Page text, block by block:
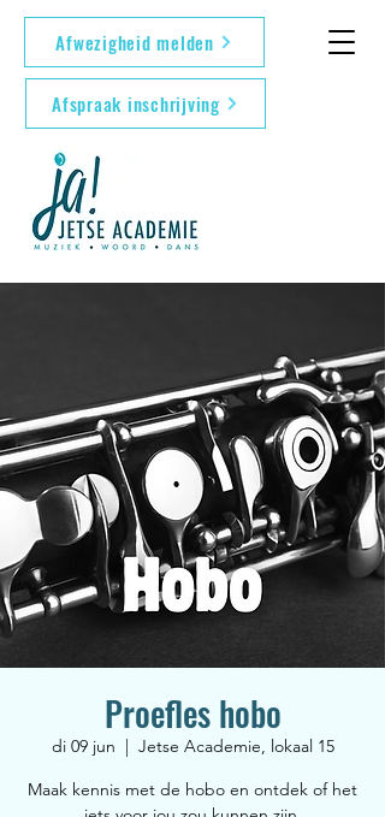
Afwezigheid melden
Afspraak inschrijving
Proefles hobo
di 09 jun
  |
Jetse Academie, lokaal 15
Maak kennis met de hobo en ontdek of het